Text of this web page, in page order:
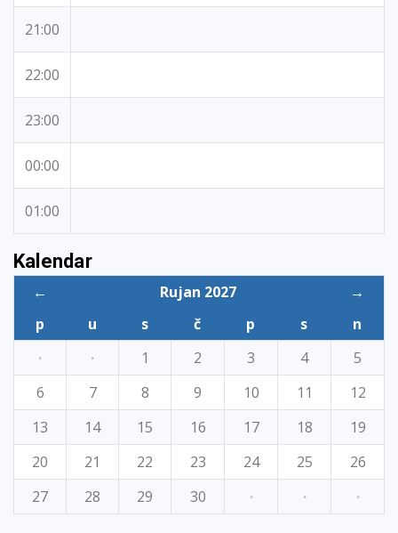
21:00
22:00
23:00
00:00
01:00
Kalendar
← Rujan 2027
→
p
u s č p s
n
·
· 1 2 3 4
5
6
7 8 9 10 11
12
13
14 15 16 17 18
19
20
21 22 23 24 25
26
27
28 29 30 · · ·